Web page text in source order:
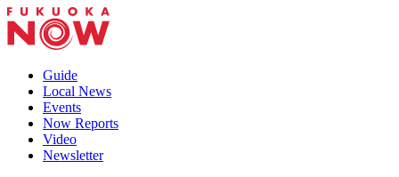
Guide
Local News
Events
Now Reports
Video
Newsletter